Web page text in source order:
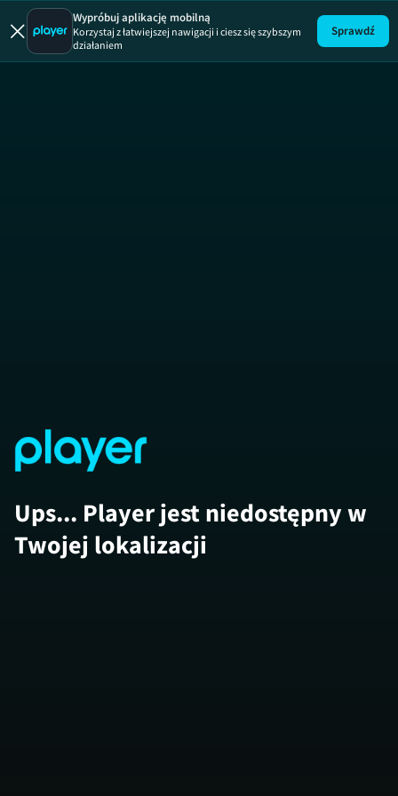
Nie do
Wypróbuj aplikację mobilną
Korzystaj z łatwiejszej nawigacji i ciesz się szybszym
działaniem
Sprawdź
Ups... Player jest niedostępny w
Twojej lokalizacji